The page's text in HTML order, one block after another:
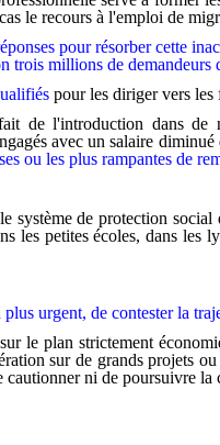
le recours à l'emploi de
pour résorber cette
trois millions de demandeurs
pour les diriger vers les
de l'introduction dans de
avec un salaire
ou les plus rampantes de
de protection social
les petites écoles, dans
urgent, de contester la
le plan strictement
sur de grands projets
ni de poursuivre